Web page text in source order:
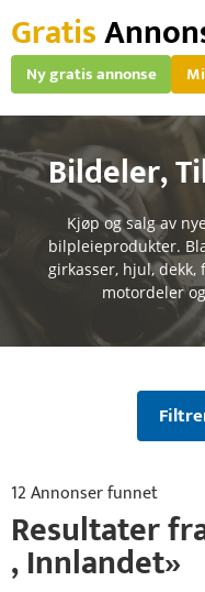
Gratis
Ny gratis annonse
Bildeler,
Kjøp og salg av
bilpleieprodukter.
girkasser, hjul,
motordeler
12 Annonser funnet
Resultater
,Innlandet»